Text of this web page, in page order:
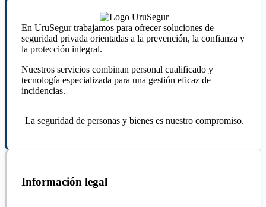
En UruSegur trabajamos para ofrecer soluciones de
seguridad privada orientadas a la prevención, la confianza y
la protección integral.
Nuestros servicios combinan personal cualificado y
tecnología especializada para una gestión eficaz de
incidencias.
La seguridad de personas y bienes es nuestro compromiso.
Información legal